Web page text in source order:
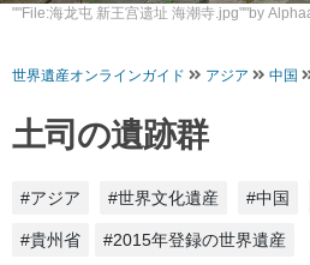
""File:海龙屯 新王宫遗址 海潮寺.jpg""by
世界遺産オンラインガイド アジア 中国
土司の遺跡群
#アジア #世界文化遺産 #中国
#貴州省 #2015年登録の世界遺産